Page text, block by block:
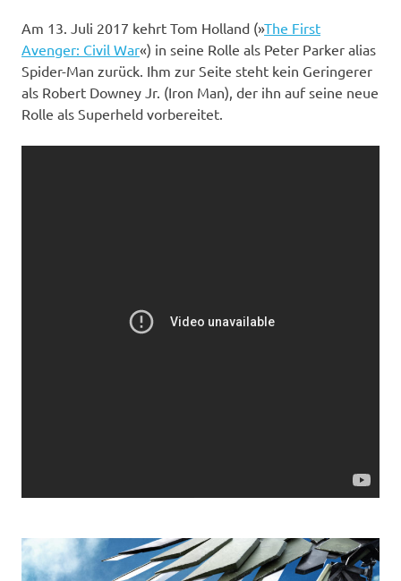
Am 13. Juli 2017 kehrt Tom Holland (»The First
Avenger: Civil War«) in seine Rolle als Peter Parker alias
Spider-Man zurück. Ihm zur Seite steht kein Geringerer
als Robert Downey Jr. (Iron Man), der ihn auf seine neue
Rolle als Superheld vorbereitet.